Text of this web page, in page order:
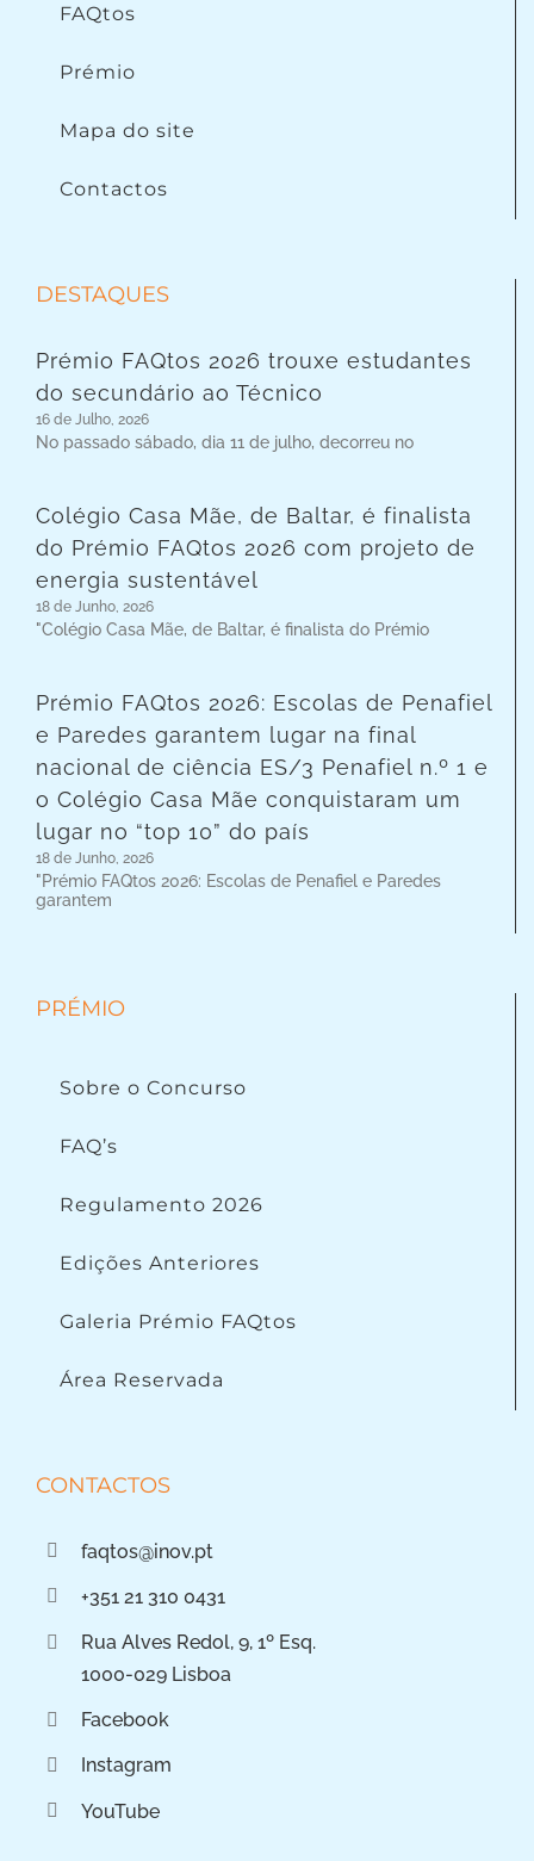
FAQtos
Prémio
Mapa do site
Contactos
DESTAQUES
Prémio FAQtos 2026 trouxe estudantes
do secundário ao Técnico
16 de Julho, 2026
No passado sábado, dia 11 de julho, decorreu no
Colégio Casa Mãe, de Baltar, é finalista
do Prémio FAQtos 2026 com projeto de
energia sustentável
18 de Junho, 2026
"Colégio Casa Mãe, de Baltar, é finalista do Prémio
Prémio FAQtos 2026: Escolas de Penafiel
e Paredes garantem lugar na final
nacional de ciência ES/3 Penafiel n.º 1 e
o Colégio Casa Mãe conquistaram um
lugar no “top 10” do país
18 de Junho, 2026
"Prémio FAQtos 2026: Escolas de Penafiel e Paredes
garantem
PRÉMIO
Sobre o Concurso
FAQ’s
Regulamento 2026
Edições Anteriores
Galeria Prémio FAQtos
Área Reservada
CONTACTOS
faqtos@inov.pt
+351 21 310 0431
Rua Alves Redol, 9, 1º Esq.
1000-029 Lisboa
Facebook
Instagram
YouTube